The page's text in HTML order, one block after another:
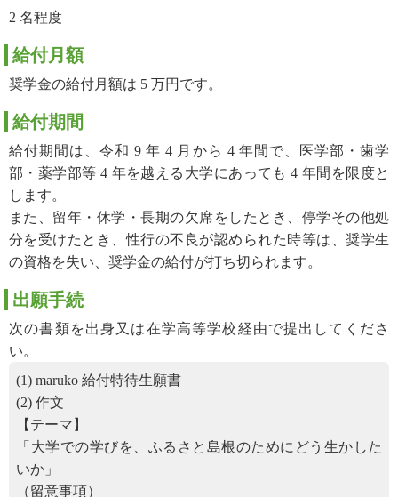
2 名程度
給付月額
奨学金の給付月額は 5 万円です。
給付期間
給付期間は、令和 9 年 4 月から 4 年間で、医学部・歯学
部・薬学部等 4 年を越える大学にあっても 4 年間を限度と
します。
また、留年・休学・長期の欠席をしたとき、停学その他処
分を受けたとき、性行の不良が認められた時等は、奨学生
の資格を失い、奨学金の給付が打ち切られます。
出願手続
次の書類を出身又は在学高等学校経由で提出してくださ
い。
(1) maruko 給付特待生願書
(2) 作文
【テーマ】
「大学での学びを、ふるさと島根のためにどう生かした
いか」
（留意事項）